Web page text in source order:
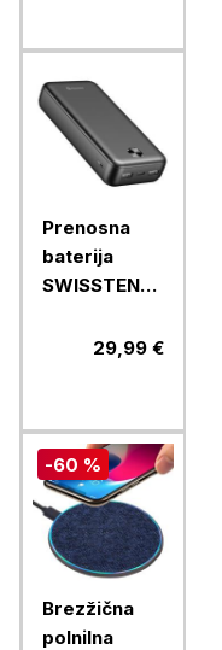
Prenosna
baterija
SWISSTEN
20000 MAH,
29,99 €
-60 %
Brezžična
polnilna